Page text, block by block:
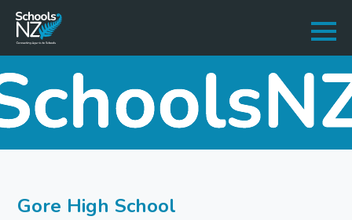
Gore High School